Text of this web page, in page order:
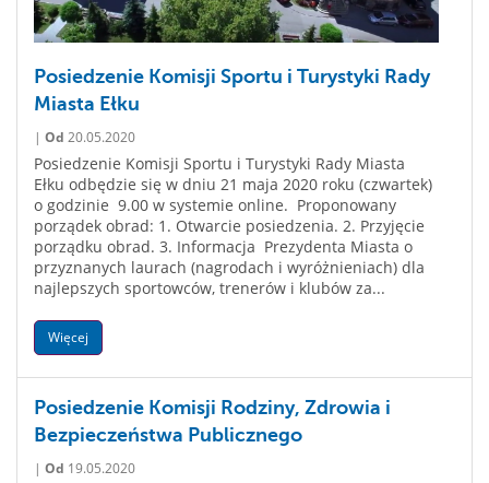
Posiedzenie Komisji Sportu i Turystyki Rady
Miasta Ełku
| Od 20.05.2020
Posiedzenie Komisji Sportu i Turystyki Rady Miasta
Ełku odbędzie się w dniu 21 maja 2020 roku (czwartek)
o godzinie 9.00 w systemie online. Proponowany
porządek obrad: 1. Otwarcie posiedzenia. 2. Przyjęcie
porządku obrad. 3. Informacja Prezydenta Miasta o
przyznanych laurach (nagrodach i wyróżnieniach) dla
najlepszych sportowców, trenerów i klubów za...
Więcej
Posiedzenie Komisji Rodziny, Zdrowia i
Bezpieczeństwa Publicznego
| Od 19.05.2020